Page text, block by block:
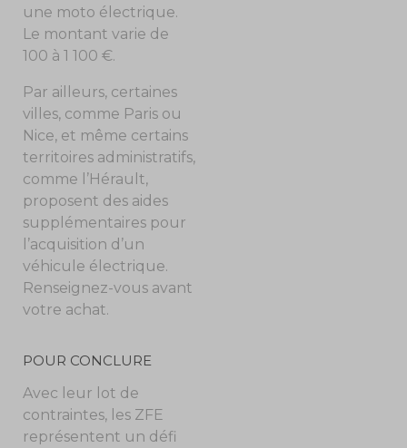
une moto électrique.
Le montant varie de
100 à 1 100 €.
Par ailleurs, certaines
villes, comme Paris ou
Nice, et même certains
territoires administratifs,
comme l’Hérault,
proposent des aides
supplémentaires pour
l’acquisition d’un
véhicule électrique.
Renseignez-vous avant
votre achat.
POUR CONCLURE
Avec leur lot de
contraintes, les ZFE
représentent un défi